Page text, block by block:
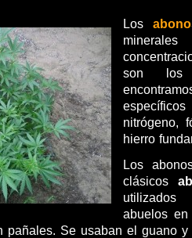
Los
son los
nitrógeno,
hierro
Los
clásicos
abuelos
pañales. Se usaban el guano